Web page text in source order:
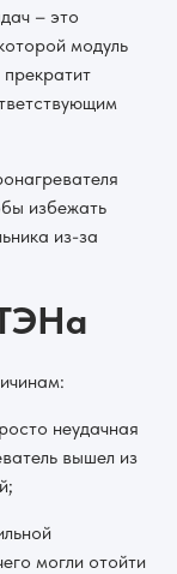
– это
модуль
избежать
из-за
неудачная
вышел из
могли отойти